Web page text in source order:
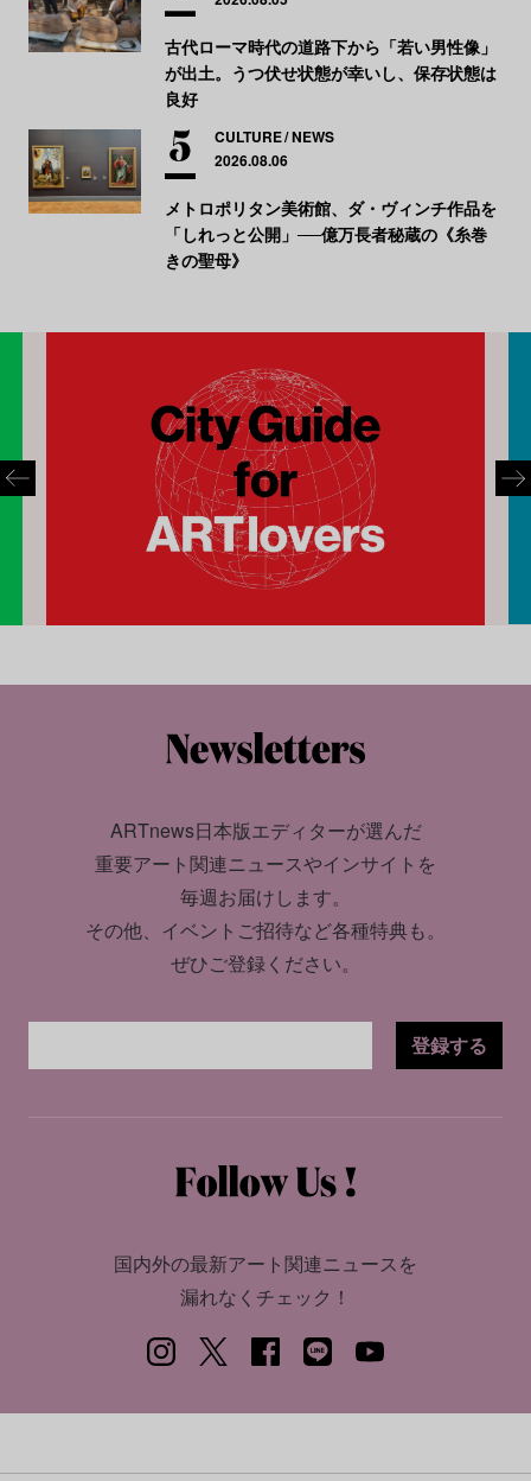
古代ローマ時代の道路下から「若い男性像」
が出土。うつ伏せ状態が幸いし、保存状態は
良好
CULTURE NEWS
2026.08.06
メトロポリタン美術館、ダ・ヴィンチ作品を
「しれっと公開」──億万長者秘蔵の《糸巻
きの聖母》
ARTnews日本版エディターが選んだ
重要アート関連ニュースやインサイトを
毎週お届けします。
その他、イベントご招待など各種特典も。
ぜひご登録ください。
登録する
国内外の最新アート関連ニュースを
漏れなくチェック！